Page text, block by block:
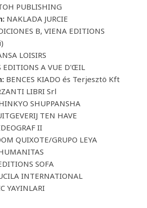
PUBLISHING
NAKLADA JURCIE
B, VIENA EDITIONS
LOISIRS
EDITIONS A VUE D'ŒIL
BENCES KIADO és Terjesztö Kft
LIBRI Srl
SHUPPANSHA
TEN HAVE
II
QUIXOTE/GRUPO LEYA
SOFA
INTERNATIONAL
YAYINLARI